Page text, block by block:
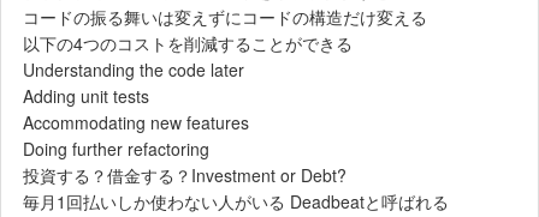
コードの振る舞いは変えずにコードの構造だけ変える
以下の4つのコストを削減することができる
Understanding the code later
Adding unit tests
Accommodating new features
Doing further refactoring
投資する？借金する？Investment or Debt?
毎月1回払いしか使わない人がいる Deadbeatと呼ばれる